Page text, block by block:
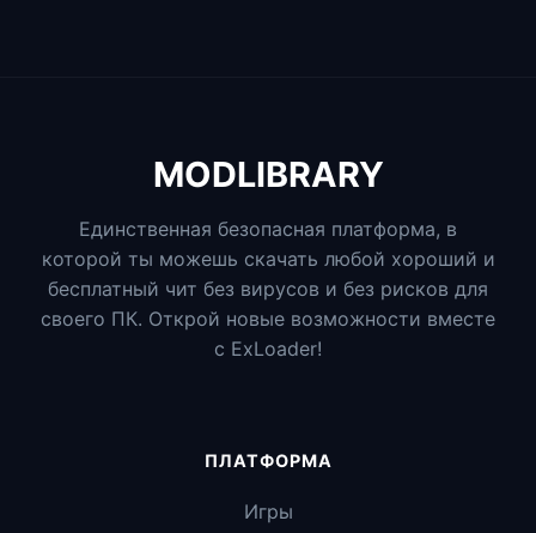
MODLIBRARY
Единственная безопасная платформа, в
которой ты можешь скачать любой хороший и
бесплатный чит без вирусов и без рисков для
своего ПК. Открой новые возможности вместе
с ExLoader!
ПЛАТФОРМА
Игры